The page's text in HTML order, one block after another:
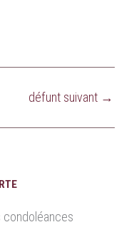
défunt suivant →
condoléances